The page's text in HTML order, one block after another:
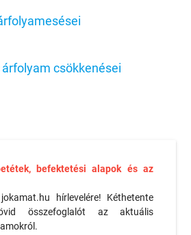
csökkenései
befektetési alapok és az
hírlevelére! Kéthetente
összefoglalót az aktuális